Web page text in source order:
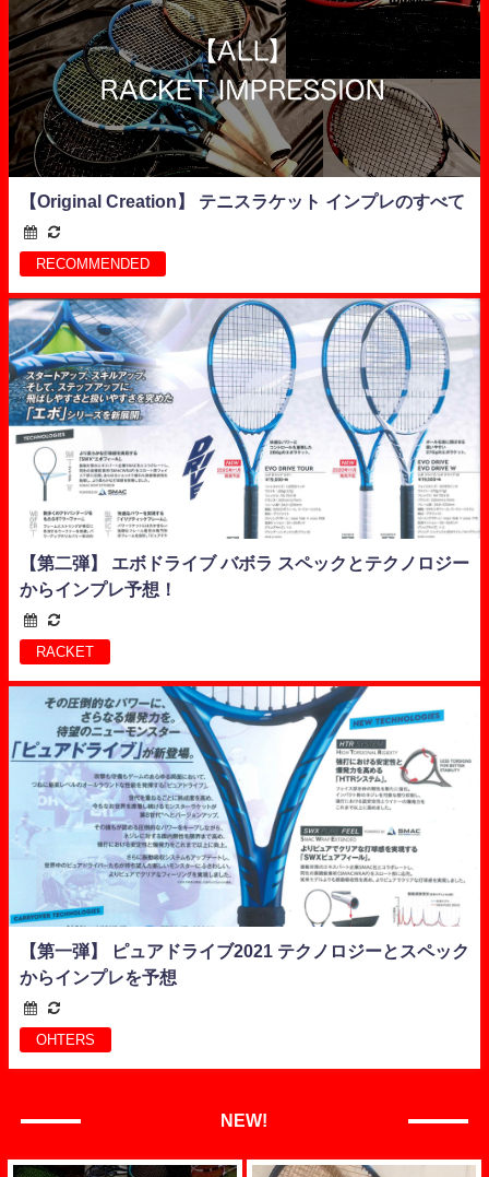
【Original Creation】 テニスラケット インプレのすべて
RECOMMENDED
【第二弾】 エボドライブ バボラ スペックとテクノロジー
からインプレ予想！
RACKET
【第一弾】 ピュアドライブ2021 テクノロジーとスペック
からインプレを予想
OHTERS
NEW!